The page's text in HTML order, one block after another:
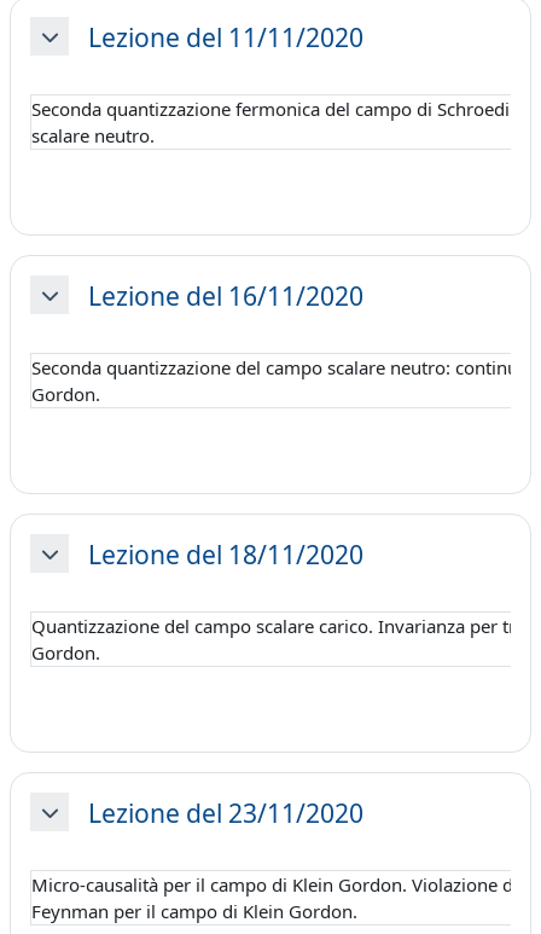
MinimizzaLezione del 11/11/2020
Seconda quantizzazione fermonica del campo di
scalare neutro.
MinimizzaLezione del 16/11/2020
Seconda quantizzazione del campo scalare neutro:
Gordon.
MinimizzaLezione del 18/11/2020
Quantizzazione del campo scalare carico. Invarianza per
Gordon.
MinimizzaLezione del 23/11/2020
Micro-causalità per il campo di Klein Gordon. Violazione
Feynman per il campo di Klein Gordon.